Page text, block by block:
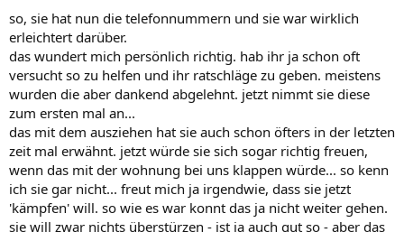
so, sie hat nun die telefonnummern und sie war wirklich
erleichtert darüber.
das wundert mich persönlich richtig. hab ihr ja schon oft
versucht so zu helfen und ihr ratschläge zu geben. meistens
wurden die aber dankend abgelehnt. jetzt nimmt sie diese
zum ersten mal an...
das mit dem ausziehen hat sie auch schon öfters in der letzten
zeit mal erwähnt. jetzt würde sie sich sogar richtig freuen,
wenn das mit der wohnung bei uns klappen würde... so kenn
ich sie gar nicht... freut mich ja irgendwie, dass sie jetzt
'kämpfen' will. so wie es war konnt das ja nicht weiter gehen.
sie will zwar nichts überstürzen - ist ja auch gut so - aber das